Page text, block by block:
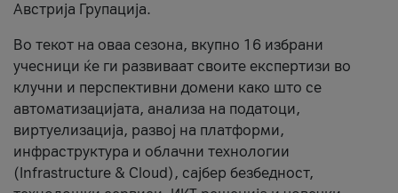
Австрија Групација.
Во текот на оваа сезона, вкупно 16 избрани
учесници ќе ги развиваат своите експертизи во
клучни и перспективни домени како што се
автоматизацијата, анализа на податоци,
виртуелизација, развој на платформи,
инфраструктура и облачни технологии
(Infrastructure & Cloud), сајбер безбедност,